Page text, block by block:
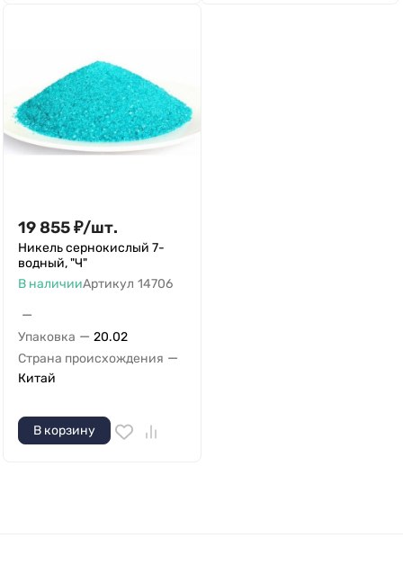
19 855₽/шт.
Никель сернокислый 7-
водный, "Ч"
В наличииАртикул 14706
—
Упаковка — 20.02
Страна происхождения —
Китай
В корзину